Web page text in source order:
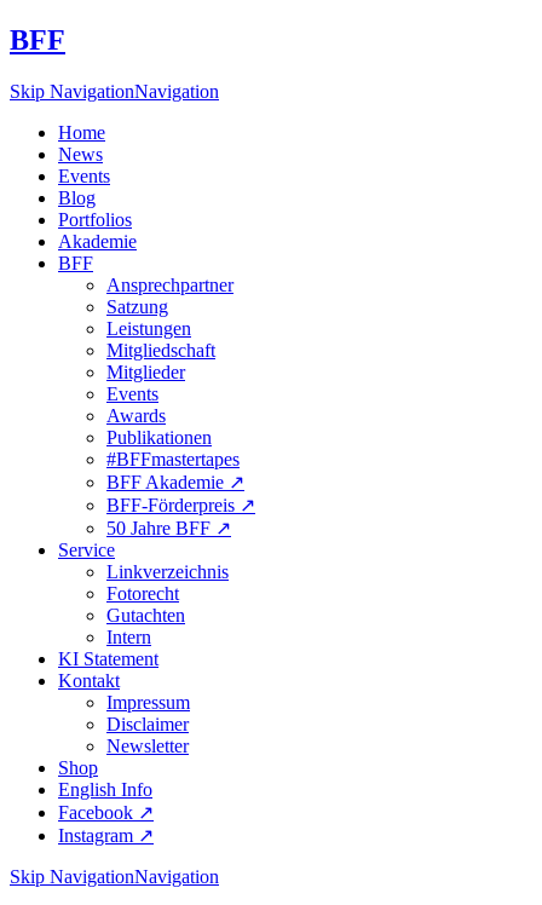
BFF
Skip NavigationNavigation
Home
News
Events
Blog
Portfolios
Akademie
BFF
Ansprechpartner
Satzung
Leistungen
Mitgliedschaft
Mitglieder
Events
Awards
Publikationen
#BFFmastertapes
BFF Akademie ↗︎
BFF-Förderpreis ↗︎
50 Jahre BFF ↗︎
Service
Linkverzeichnis
Fotorecht
Gutachten
Intern
KI Statement
Kontakt
Impressum
Disclaimer
Newsletter
Shop
English Info
Facebook ↗︎
Instagram ↗︎
Skip NavigationNavigation